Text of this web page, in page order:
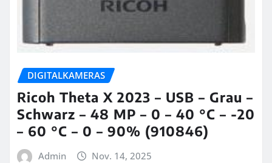
DIGITALKAMERAS
Ricoh Theta X 2023 – USB – Grau –
Schwarz – 48 MP – 0 – 40 °C – -20
– 60 °C – 0 – 90% (910846)
Admin Nov. 14, 2025